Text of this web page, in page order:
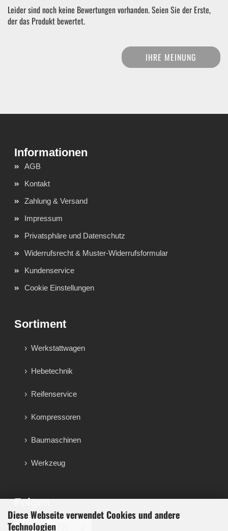
Diese Webseite verwendet Cookies und andere
Technologien
Leider sind noch keine Bewertungen vorhanden. Seien Sie der Erste,
der das Produkt bewertet.
IHRE MEINUNG
AGB
Kontakt
Zahlung & Versand
Impressum
Privatsphäre und Datenschutz
Widerrufsrecht & Muster-Widerrufsformular
Kundenservice
Cookie Einstellungen
Sortiment
Werkstattwagen
Hebetechnik
Reifenservice
Kompressoren
Baumaschinen
Werkzeug
Folgen